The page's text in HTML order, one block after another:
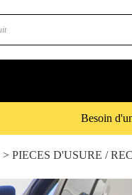
> PIECES D'USURE /